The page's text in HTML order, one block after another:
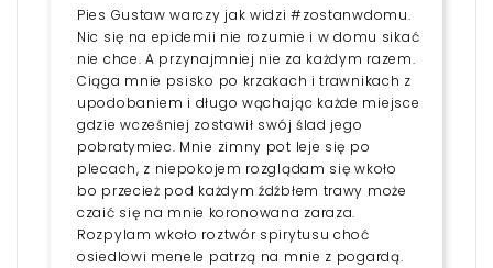
Pies Gustaw warczy jak widzi #zostanwdomu.
Nic się na epidemii nie rozumie i w domu sikać
nie chce. A przynajmniej nie za każdym razem.
Ciąga mnie psisko po krzakach i trawnikach z
upodobaniem i długo wąchając każde miejsce
gdzie wcześniej zostawił swój ślad jego
pobratymiec. Mnie zimny pot leje się po
plecach, z niepokojem rozglądam się wkoło
bo przecież pod każdym źdźbłem trawy może
czaić się na mnie koronowana zaraza.
Rozpylam wkoło roztwór spirytusu choć
osiedlowi menele patrzą na mnie z pogardą.